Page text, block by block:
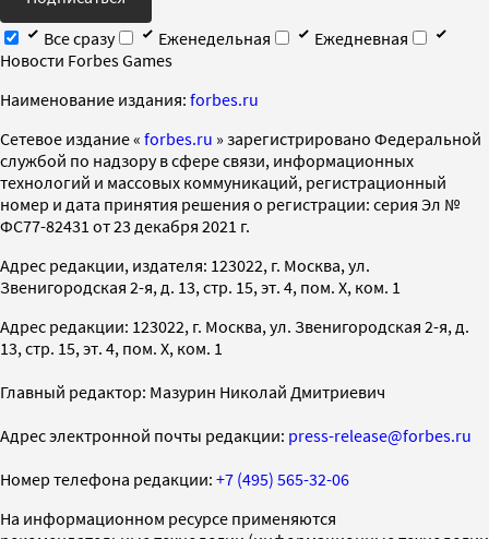
Все сразу
Еженедельная
Ежедневная
Новости Forbes Games
Наименование издания: forbes.ru
Cетевое издание « forbes.ru » зарегистрировано Федеральной
службой по надзору в сфере связи, информационных
технологий и массовых коммуникаций, регистрационный
номер и дата принятия решения о регистрации: серия Эл №
ФС77-82431 от 23 декабря 2021 г.
Адрес редакции, издателя: 123022, г. Москва, ул.
Звенигородская 2-я, д. 13, стр. 15, эт. 4, пом. X, ком. 1
Адрес редакции: 123022, г. Москва, ул. Звенигородская 2-я, д.
13, стр. 15, эт. 4, пом. X, ком. 1
Главный редактор: Мазурин Николай Дмитриевич
Адрес электронной почты редакции: press-release@forbes.ru
Номер телефона редакции: +7 (495) 565-32-06
На информационном ресурсе применяются